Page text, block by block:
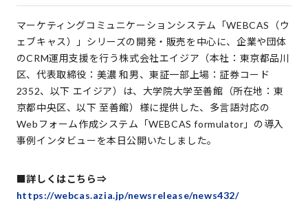
Copyright © WOW WORLD Inc. All Rights Reserved.
マーケティングコミュニケーションシステム「WEBCAS（ウ
ェブキャス）」シリーズの開発・販売を中心に、企業や団体
のCRM運用支援を行う株式会社エイジア（本社：東京都品川
区、代表取締役：美濃 和男、東証一部上場：証券コード
2352、以下 エイジア）は、大学院大学至善館（所在地：東
京都中央区、以下 至善館）様に提供した、多言語対応の
Webフォーム作成システム「WEBCAS formulator」の導入
事例インタビューを本日公開いたしました。
■詳しくはこちら⇒
https://webcas.azia.jp/newsrelease/news432/